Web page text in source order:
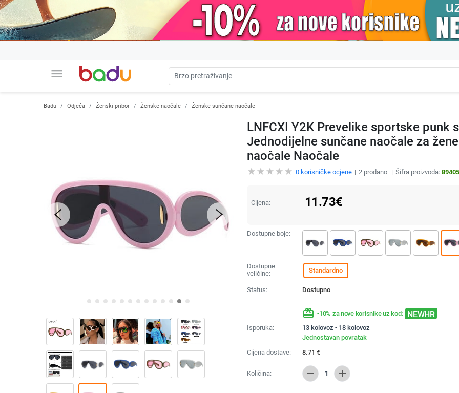
menu
Badu Odjeća Ženski pribor Ženske naočale Ženske sunčane naočale
LNFCXI Y2K Prevelike sportske punk
Jednodijelne sunčane naočale za
naočale Naočale
0korisničke ocjene 2prodano Šifra proizvoda:
Cijena: 11.73€
Dostupne boje:
Dostupne
veličine:
Standardno
Status: Dostupno
redeem -10% za nove korisnike uz kod: NEWHR
Isporuka:
13 kolovoz - 18 kolovoz
Jednostavan povratak
Cijena dostave:
8.71 €
Količina: remove 1 add